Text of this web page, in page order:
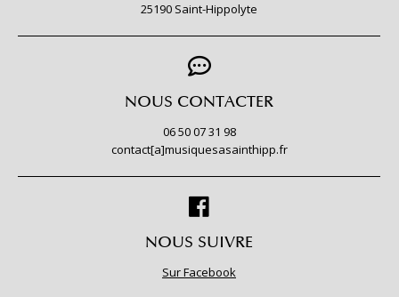
25190 Saint-Hippolyte
NOUS CONTACTER
06 50 07 31 98
contact[a]musiquesasainthipp.fr
NOUS SUIVRE
Sur Facebook